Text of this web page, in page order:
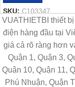
SKU:C103347
VUATHIETBI thiết
điện hàng đầu tại
giá cả rõ ràng hơn
Quận 1, Quận 3,
Quận 10, Quận 11,
Phú Nhuận, Quận